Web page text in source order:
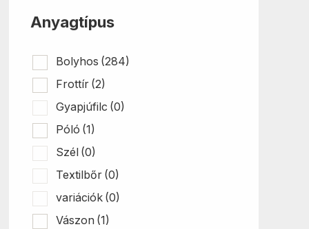
Anyagtípus
Bolyhos (284)
Frottír (2)
Gyapjúfilc (0)
Póló (1)
Szél (0)
Textilbőr (0)
variációk (0)
Vászon (1)